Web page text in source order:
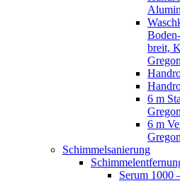
breit,
6 m
6 m
Schimmelsanierung
Serum 1000